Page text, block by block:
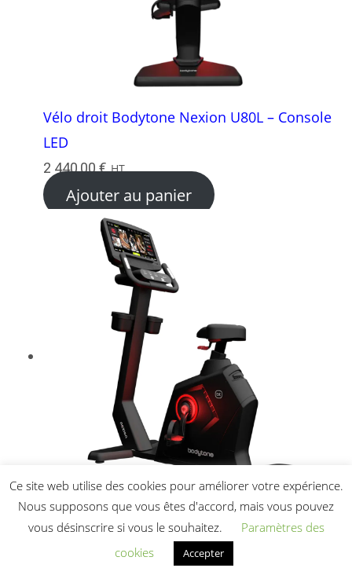
Vélo droit Bodytone Nexion U80L – Console
LED
2 440,00€ HT
Ajouter au panier
Ce site web utilise des cookies pour améliorer votre expérience.
Nous supposons que vous êtes d'accord, mais vous pouvez
vous désinscrire si vous le souhaitez.
Paramètres des
cookies
Accepter